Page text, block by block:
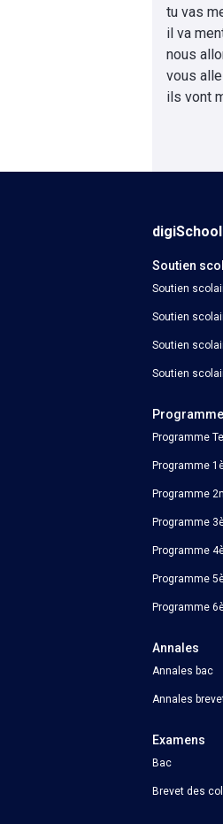
tu vas
il va
nous
vous
ils vont
Soutien
Soutien
Soutien
Soutien
Soutien
Programme
Programme
Programme
Programme
Programme
Programme
Programme
Annales
Annales bac
Annales
Examens
Bac
Brevet des